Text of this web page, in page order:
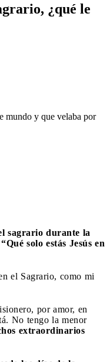
¿qué le
mundo y que velaba por
sagrario durante la
solo estás Jesús en
el Sagrario, como mi
por amor, en
No tengo la menor
extraordinarios